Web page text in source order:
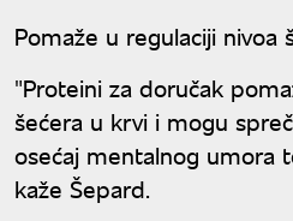
Pomaže u regulaciji nivoa
"Proteini za doručak
šećera u krvi i mogu
osećaj mentalnog umora
kaže Šepard.